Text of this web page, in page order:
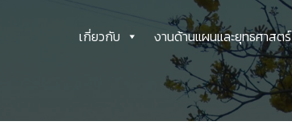
เกี่ยวกับ งานด้านแผนและยุทธศาสตร์